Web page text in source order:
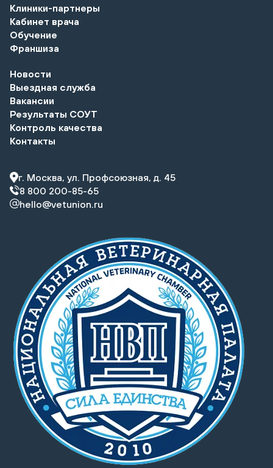
Клиники-партнеры
Кабинет врача
Обучение
Франшиза
Новости
Выездная служба
Вакансии
Результаты СОУТ
Контроль качества
Контакты
г. Москва, ул. Профсоюзная, д. 45
8 800 200-85-65
hello@vetunion.ru